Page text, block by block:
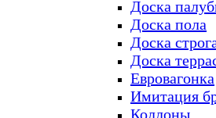
Доска
Доска пола
Доска
Доска
Евровагонка
Имитация
Коллоны